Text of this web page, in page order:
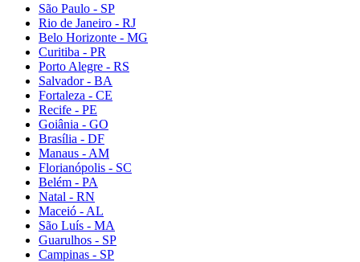
São Paulo - SP
Rio de Janeiro - RJ
Belo Horizonte - MG
Curitiba - PR
Porto Alegre - RS
Salvador - BA
Fortaleza - CE
Recife - PE
Goiânia - GO
Brasília - DF
Manaus - AM
Florianópolis - SC
Belém - PA
Natal - RN
Maceió - AL
São Luís - MA
Guarulhos - SP
Campinas - SP